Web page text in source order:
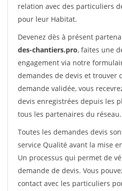
relation avec des particuliers
pour leur Habitat.
Devenez dès à présent
des-chantiers.pro, faites une
engagement via notre
demandes de devis et trouver
demande validée, vous
devis enregistrées depuis les
tous les partenaires du réseau.
Toutes les demandes devis
service Qualité avant la mise
Un processus qui permet de
demande de devis. Vous
contact avec les particuliers